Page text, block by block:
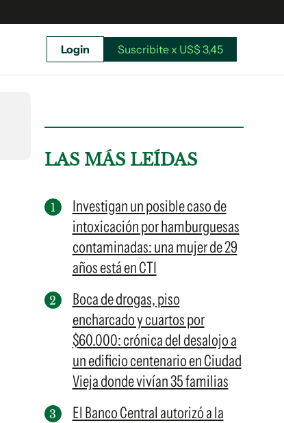
Suscribite x US$ 3,45
Login Suscribite x US$ 3,45
LAS MÁS LEÍDAS
Investigan un posible caso de
intoxicación por hamburguesas
contaminadas: una mujer de 29
años está en CTI
Boca de drogas, piso
encharcado y cuartos por
$60.000: crónica del desalojo a
un edificio centenario en Ciudad
Vieja donde vivían 35 familias
El Banco Central autorizó a la